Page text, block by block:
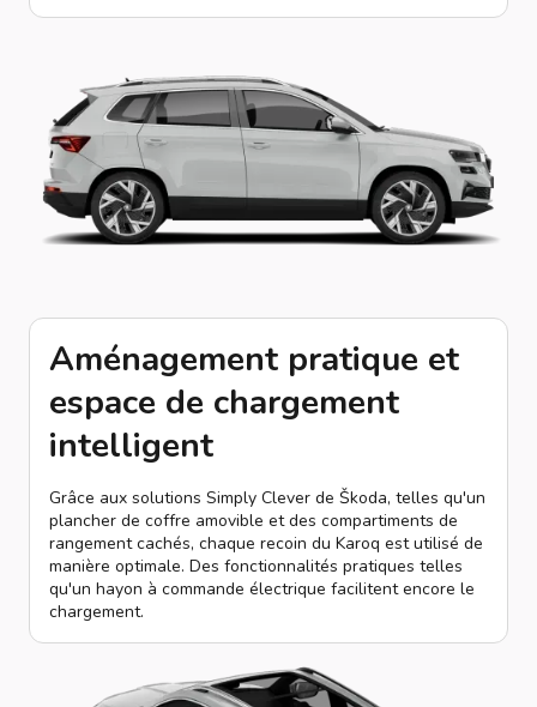
Aménagement pratique et
espace de chargement
intelligent
Grâce aux solutions Simply Clever de Škoda, telles qu'un
plancher de coffre amovible et des compartiments de
rangement cachés, chaque recoin du Karoq est utilisé de
manière optimale. Des fonctionnalités pratiques telles
qu'un hayon à commande électrique facilitent encore le
chargement.